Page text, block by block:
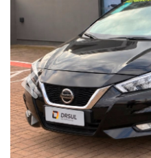
Previous